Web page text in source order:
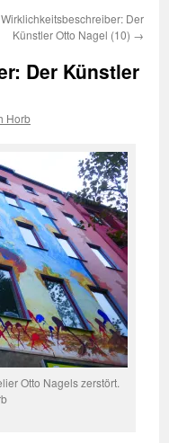
Wirklichkeitsbeschreiber: Der
Künstler Otto Nagel (10) →
Der Künstler
Horb
Otto Nagels zerstört.